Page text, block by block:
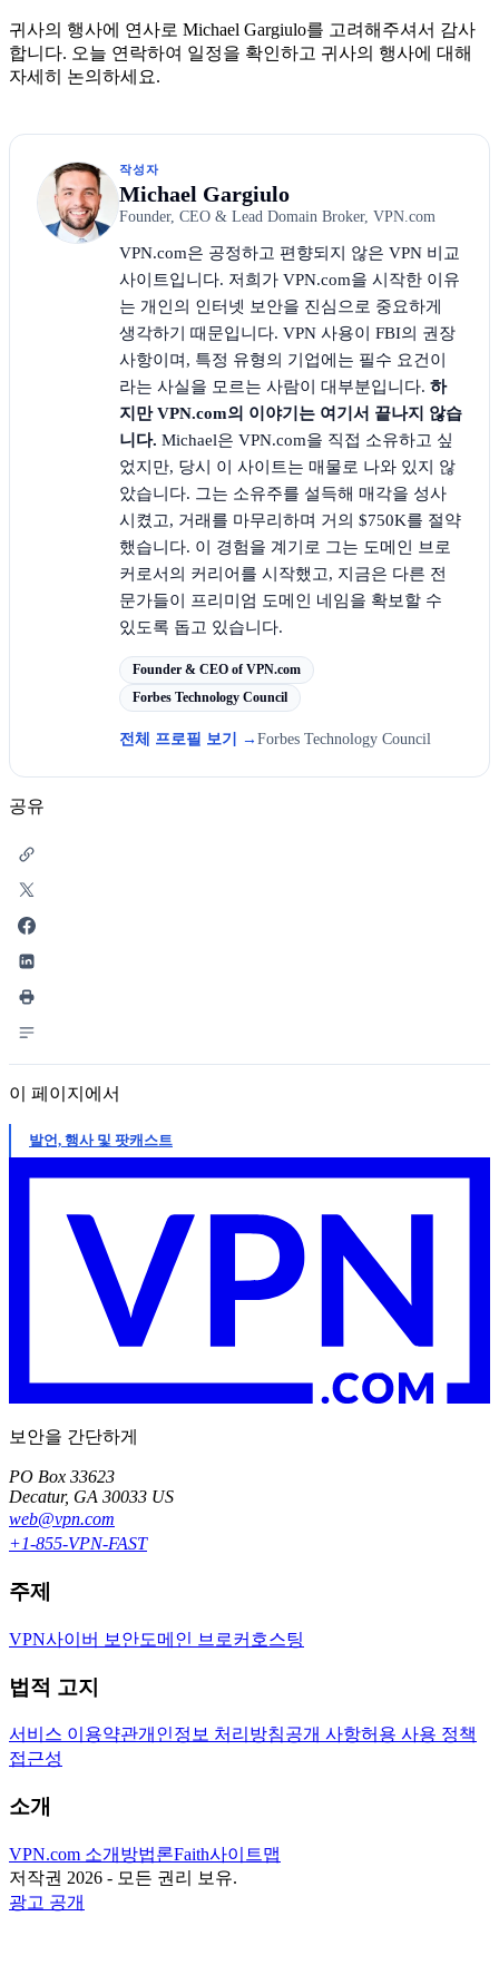
귀사의 행사에 연사로 Michael Gargiulo를 고려해주셔서 감사
합니다. 오늘 연락하여 일정을 확인하고 귀사의 행사에 대해
자세히 논의하세요.
작성자
Michael Gargiulo
Founder, CEO & Lead Domain Broker, VPN.com
VPN.com은 공정하고 편향되지 않은 VPN 비교
사이트입니다. 저희가 VPN.com을 시작한 이유
는 개인의 인터넷 보안을 진심으로 중요하게
생각하기 때문입니다. VPN 사용이 FBI의 권장
사항이며, 특정 유형의 기업에는 필수 요건이
라는 사실을 모르는 사람이 대부분입니다. 하
지만 VPN.com의 이야기는 여기서 끝나지 않습
니다. Michael은 VPN.com을 직접 소유하고 싶
었지만, 당시 이 사이트는 매물로 나와 있지 않
았습니다. 그는 소유주를 설득해 매각을 성사
시켰고, 거래를 마무리하며 거의 $750K를 절약
했습니다. 이 경험을 계기로 그는 도메인 브로
커로서의 커리어를 시작했고, 지금은 다른 전
문가들이 프리미엄 도메인 네임을 확보할 수
있도록 돕고 있습니다.
Founder & CEO of VPN.com
Forbes Technology Council
전체 프로필 보기 → Forbes Technology Council
공유
이 페이지에서
발언, 행사 및 팟캐스트
보안을 간단하게
PO Box 33623
Decatur, GA 30033 US
web@vpn.com
+1-855-VPN-FAST
주제
VPN사이버 보안도메인 브로커 호스팅
법적 고지
서비스 이용약관개인정보 처리방침공개 사항허용 사용 정책
접근성
소개
VPN.com 소개 방법론Faith사이트맵
저작권 2026 - 모든 권리 보유.
광고 공개